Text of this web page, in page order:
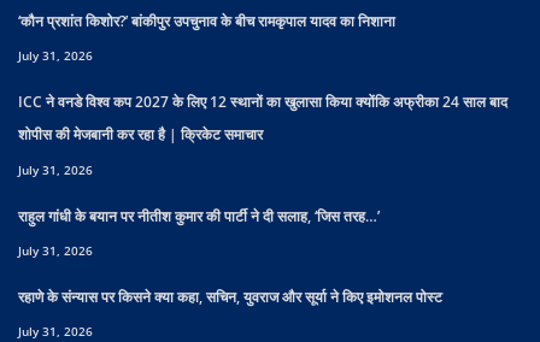
‘कौन प्रशांत किशोर?’ बांकीपुर उपचुनाव के बीच रामकृपाल यादव का निशाना
July 31, 2026
ICC ने वनडे विश्व कप 2027 के लिए 12 स्थानों का खुलासा किया क्योंकि अफ्रीका 24 साल बाद
शोपीस की मेजबानी कर रहा है | क्रिकेट समाचार
July 31, 2026
राहुल गांधी के बयान पर नीतीश कुमार की पार्टी ने दी सलाह, ‘जिस तरह…’
July 31, 2026
रहाणे के संन्यास पर किसने क्या कहा, सचिन, युवराज और सूर्या ने किए इमोशनल पोस्ट
July 31, 2026